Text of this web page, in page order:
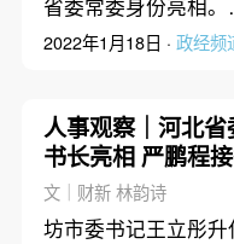
省委常委身份亮相
2022年1月18日 · 政经频
人事观察｜河北
书长亮相 严鹏程
文｜财新 林韵诗
坊市委书记王立彤